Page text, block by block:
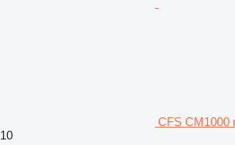
CFS CM1000
10